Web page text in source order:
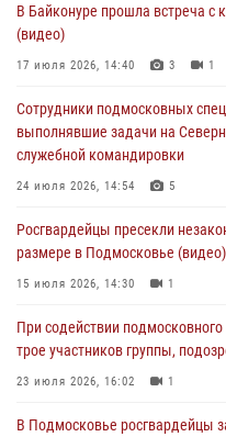
крупную сумму в Подмосковье
31 июля 2026, 13:00
действиях в Подмосковье
31 июля 2026, 09:00
В Главном управлении
образования региональной
войск правопорядка (видео)
30 июля 2026, 13:00 5
Росгвардейцы задержали
30 июля 2026, 08:00 1
В Байконуре прошла встреча с
(видео)
17 июля 2026, 14:40 3 1
Сотрудники подмосковных
выполнявшие задачи на
служебной командировки
24 июля 2026, 14:54 5
Росгвардейцы пресекли
размере в Подмосковье (видео)
15 июля 2026, 14:30 1
При содействии
трое участников группы,
23 июля 2026, 16:02 1
В Подмосковье росгвардейцы